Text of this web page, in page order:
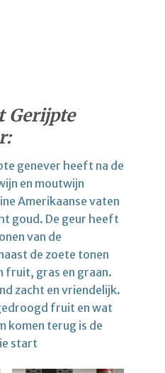
Gerijpte
genever heeft na de
en moutwijn
Amerikaanse vaten
goud. De geur heeft
van de
de zoete tonen
fruit, gras en graan.
zacht en vriendelijk.
fruit en wat
komen terug is de
start